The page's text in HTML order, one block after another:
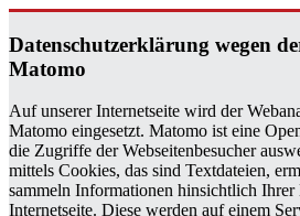
Daten­schutzerklärung wegen
Matomo
Auf unserer Internetseite wird der
Matomo eingesetzt. Matomo ist eine
die Zugriffe der Webseitenbesucher
mittels Cookies, das sind Textdateien,
sammeln Informationen hinsichtlich Ihrer
Internetseite. Diese werden auf einem